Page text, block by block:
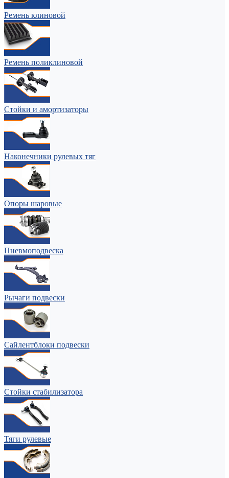
Ремень клиновой
Ремень поликлиновой
Стойки и амортизаторы
Наконечники рулевых тяг
Опоры шаровые
Пневмоподвеска
Рычаги подвески
Сайлентблоки подвески
Стойки стабилизатора
Тяги рулевые